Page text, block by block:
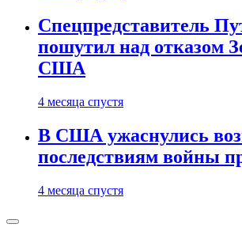
Спецпредставитель
пошутил над отказом
США
4 месяца спустя
В США ужаснулись
последствиям войны
4 месяца спустя